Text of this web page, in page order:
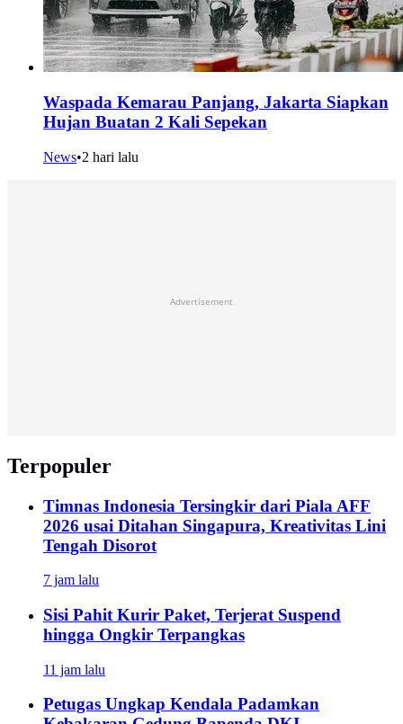
Waspada Kemarau Panjang, Jakarta Siapkan
Hujan Buatan 2 Kali Sepekan
News•2 hari lalu
Advertisement
Terpopuler
Timnas Indonesia Tersingkir dari Piala AFF
2026 usai Ditahan Singapura, Kreativitas Lini
Tengah Disorot
7 jam lalu
Sisi Pahit Kurir Paket, Terjerat Suspend
hingga Ongkir Terpangkas
11 jam lalu
Petugas Ungkap Kendala Padamkan